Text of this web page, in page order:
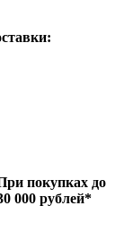
покупках до
000 рублей*